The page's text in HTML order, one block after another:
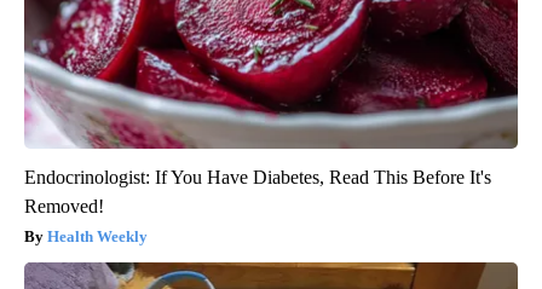
Endocrinologist: If You Have Diabetes, Read This Before It's
Removed!
Health Weekly